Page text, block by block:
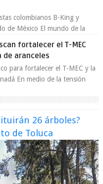
colombianos B-King y
de México El mundo de la
fortalecer el T-MEC
de aranceles
para fortalecer el T-MEC y la
En medio de la tensión
26 árboles?
de Toluca